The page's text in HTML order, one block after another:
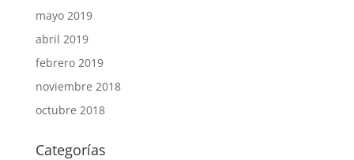
mayo 2019
abril 2019
febrero 2019
noviembre 2018
octubre 2018
Categorías